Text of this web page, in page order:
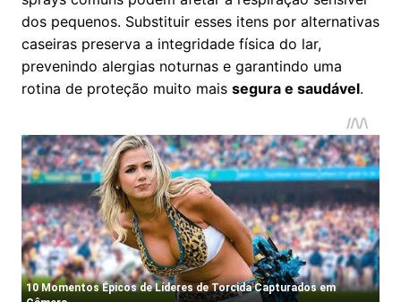
dos pequenos. Substituir esses itens por alternativas
caseiras preserva a integridade física do lar,
prevenindo alergias noturnas e garantindo uma
rotina de proteção muito mais segura e saudável.